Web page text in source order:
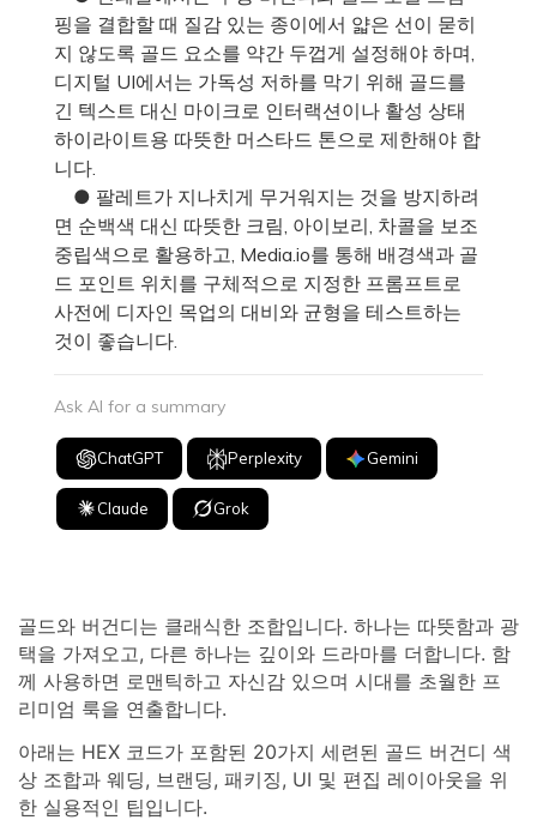
핑을 결합할 때 질감 있는 종이에서 얇은 선이 묻히
지 않도록 골드 요소를 약간 두껍게 설정해야 하며,
디지털 UI에서는 가독성 저하를 막기 위해 골드를
긴 텍스트 대신 마이크로 인터랙션이나 활성 상태
하이라이트용 따뜻한 머스타드 톤으로 제한해야 합
니다.
● 팔레트가 지나치게 무거워지는 것을 방지하려
면 순백색 대신 따뜻한 크림, 아이보리, 차콜을 보조
중립색으로 활용하고, Media.io를 통해 배경색과 골
드 포인트 위치를 구체적으로 지정한 프롬프트로
사전에 디자인 목업의 대비와 균형을 테스트하는
것이 좋습니다.
Ask AI for a summary
ChatGPT Perplexity Gemini
Claude Grok
골드와 버건디는 클래식한 조합입니다. 하나는 따뜻함과 광
택을 가져오고, 다른 하나는 깊이와 드라마를 더합니다. 함
께 사용하면 로맨틱하고 자신감 있으며 시대를 초월한 프
리미엄 룩을 연출합니다.
아래는 HEX 코드가 포함된 20가지 세련된 골드 버건디 색
상 조합과 웨딩, 브랜딩, 패키징, UI 및 편집 레이아웃을 위
한 실용적인 팁입니다.